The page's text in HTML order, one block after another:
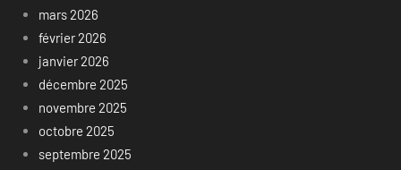
mars 2026
février 2026
janvier 2026
décembre 2025
novembre 2025
octobre 2025
septembre 2025